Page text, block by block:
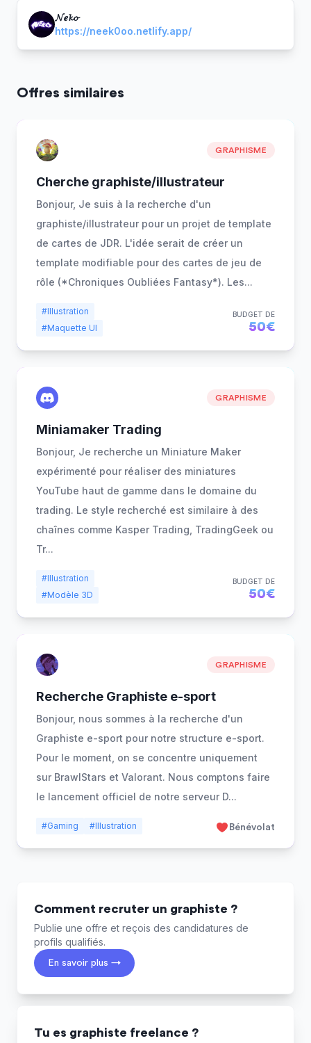
𝓝𝒆𝓴𝓸
https://neek0oo.netlify.app/
Offres similaires
GRAPHISME
Cherche graphiste/illustrateur
Bonjour, Je suis à la recherche d'un
graphiste/illustrateur pour un projet de template
de cartes de JDR. L'idée serait de créer un
template modifiable pour des cartes de jeu de
rôle (*Chroniques Oubliées Fantasy*). Les...
#Illustration
#Maquette UI
BUDGET DE
50€
GRAPHISME
Miniamaker Trading
Bonjour, Je recherche un Miniature Maker
expérimenté pour réaliser des miniatures
YouTube haut de gamme dans le domaine du
trading. Le style recherché est similaire à des
chaînes comme Kasper Trading, TradingGeek ou
Tr...
#Illustration
#Modèle 3D
BUDGET DE
50€
GRAPHISME
Recherche Graphiste e-sport
Bonjour, nous sommes à la recherche d'un
Graphiste e-sport pour notre structure e-sport.
Pour le moment, on se concentre uniquement
sur BrawlStars et Valorant. Nous comptons faire
le lancement officiel de notre serveur D...
#Gaming #Illustration Bénévolat
Comment recruter un graphiste ?
Publie une offre et reçois des candidatures de
profils qualifiés.
En savoir plus →
Tu es graphiste freelance ?